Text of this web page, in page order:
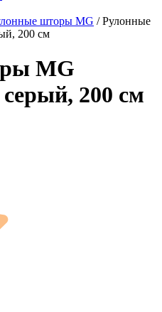
шторы MG / Рулонные
200 см
MG
200 см